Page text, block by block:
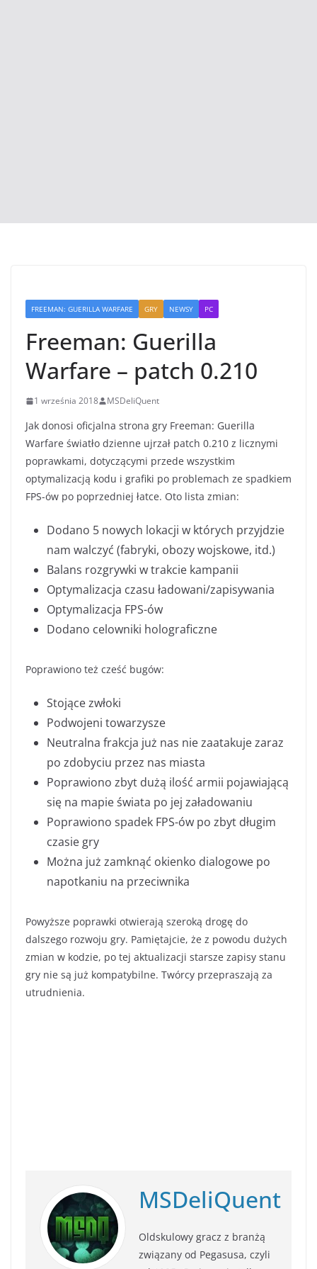
FREEMAN: GUERILLA WARFARE GRY NEWSY PC
Freeman: Guerilla
Warfare – patch 0.210
1 września 2018 MSDeliQuent
Jak donosi oficjalna strona gry Freeman: Guerilla
Warfare światło dzienne ujrzał patch 0.210 z licznymi
poprawkami, dotyczącymi przede wszystkim
optymalizacją kodu i grafiki po problemach ze spadkiem
FPS-ów po poprzedniej łatce. Oto lista zmian:
Dodano 5 nowych lokacji w których przyjdzie
nam walczyć (fabryki, obozy wojskowe, itd.)
Balans rozgrywki w trakcie kampanii
Optymalizacja czasu ładowani/zapisywania
Optymalizacja FPS-ów
Dodano celowniki holograficzne
Poprawiono też cześć bugów:
Stojące zwłoki
Podwojeni towarzysze
Neutralna frakcja już nas nie zaatakuje zaraz
po zdobyciu przez nas miasta
Poprawiono zbyt dużą ilość armii pojawiającą
się na mapie świata po jej załadowaniu
Poprawiono spadek FPS-ów po zbyt długim
czasie gry
Można już zamknąć okienko dialogowe po
napotkaniu na przeciwnika
Powyższe poprawki otwierają szeroką drogę do
dalszego rozwoju gry. Pamiętajcie, że z powodu dużych
zmian w kodzie, po tej aktualizacji starsze zapisy stanu
gry nie są już kompatybilne. Twórcy przepraszają za
utrudnienia.
MSDeliQuent
Oldskulowy gracz z branżą
związany od Pegasusa, czyli